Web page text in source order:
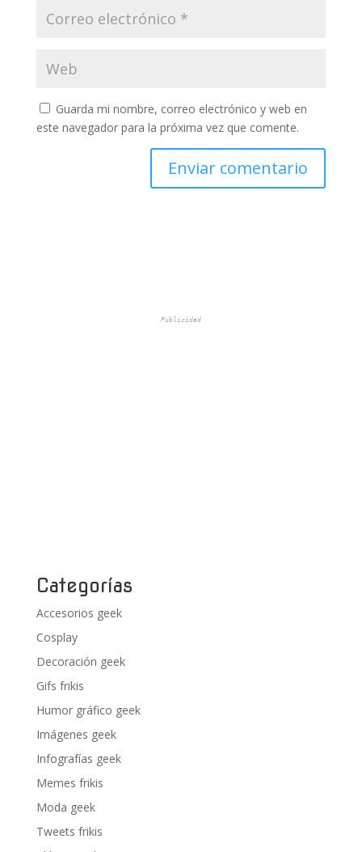
Guarda mi nombre, correo electrónico y web en
este navegador para la próxima vez que comente.
Publicidad
Categorías
Accesorios geek
Cosplay
Decoración geek
Gifs frikis
Humor gráfico geek
Imágenes geek
Infografías geek
Memes frikis
Moda geek
Tweets frikis